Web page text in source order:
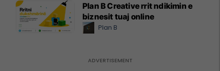
Plan B Creative rrit ndikimin e
biznesit tuaj online
Plan B